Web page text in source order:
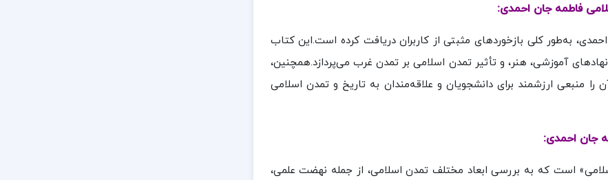
فاطمه جان احمدی:
به‌طور کلی بازخوردهای مثبتی از کاربران دریافت کرده است.این کتاب
آموزشی، هنر، و تأثیر تمدن اسلامی بر تمدن غرب می‌پردازد.همچنین،
منبعی ارزشمند برای دانشجویان و علاقه‌مندان به تاریخ و تمدن اسلامی
جان احمدی:
است که به بررسی ابعاد مختلف تمدن اسلامی، از جمله نهضت علمی،